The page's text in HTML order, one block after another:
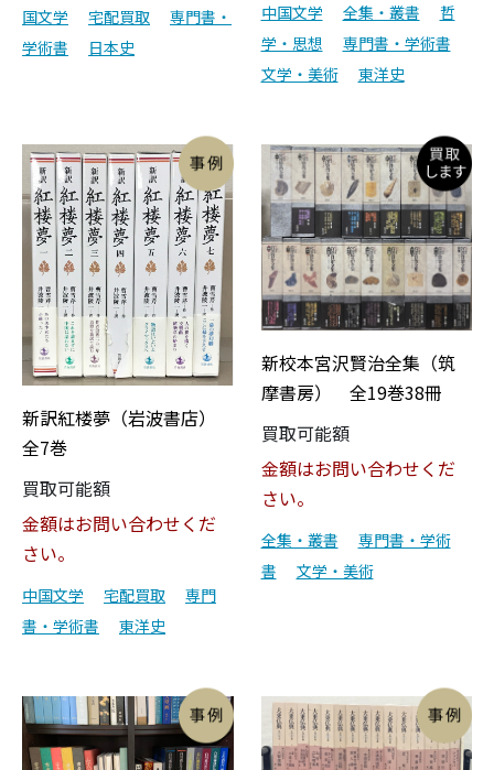
国文学 宅配買取
専門書・
学術書
日本史
中国文学 全集・叢書
哲
学・思想
専門書・学術書
文学・美術
東洋史
新訳紅楼夢（岩波書店）
全7巻
買取可能額
金額はお問い合わせくだ
さい。
中国文学 宅配買取
専門
書・学術書
東洋史
新校本宮沢賢治全集（筑
摩書房） 全19巻38冊
買取可能額
金額はお問い合わせくだ
さい。
全集・叢書
専門書・学術
書
文学・美術